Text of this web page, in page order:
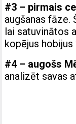
#3 – pirmais
augšanas
lai satuvinātos
kopējus
#4 – augošs
analizēt savas